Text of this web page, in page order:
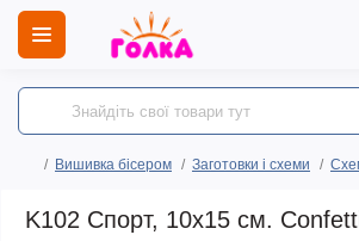
Вишивка бісером Заготовки і схеми
K102 Спорт, 10х15 см.